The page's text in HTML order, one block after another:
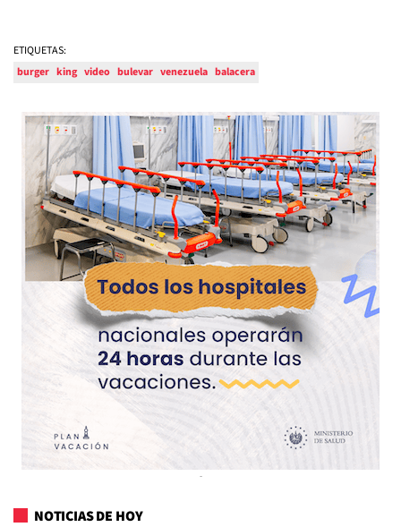
ETIQUETAS:
burger king video bulevar venezuela balacera
NOTICIAS DE HOY